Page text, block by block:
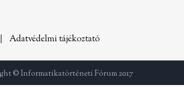
Adatvédelmi tájékoztató
© Informatikatörténeti Fórum 2017